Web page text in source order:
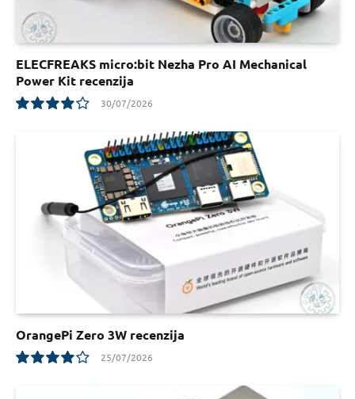
ELECFREAKS micro:bit Nezha Pro AI Mechanical
Power Kit recenzija
30/07/2026
OrangePi Zero 3W recenzija
25/07/2026